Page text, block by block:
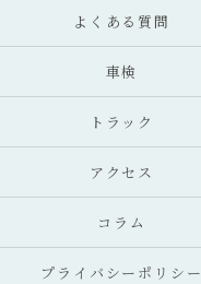
よくある質問
車検
トラック
アクセス
コラム
プライバシーポリシー